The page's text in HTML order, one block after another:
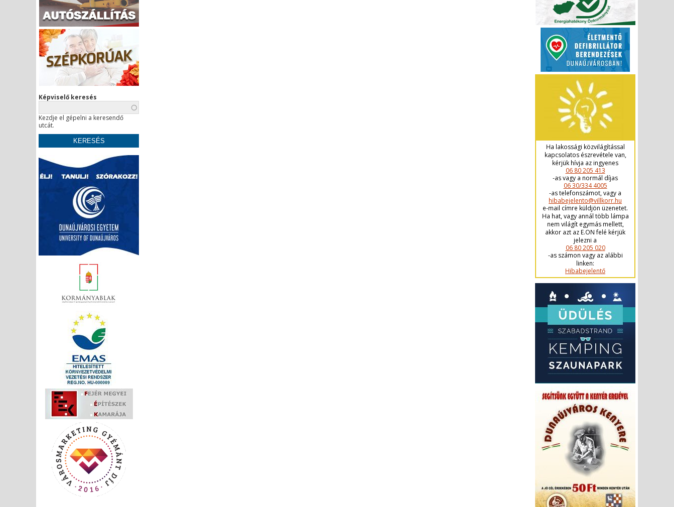
Képviselő keresés
Kezdje el gépelni a keresendő
utcát.
Ha lakossági közvilágítással
kapcsolatos észrevétele van,
kérjük hívja az ingyenes
06 80 205 413
-as vagy a normál díjas
06 30/334 4005
-as telefonszámot, vagy a
hibabejelento@villkorr.hu
e-mail címre küldjön üzenetet.
Ha hat, vagy annál több lámpa
nem világít egymás mellett,
akkor azt az E.ON felé kérjük
jelezni a
06 80 205 020
-as számon vagy az alábbi
linken:
Hibabejelentő